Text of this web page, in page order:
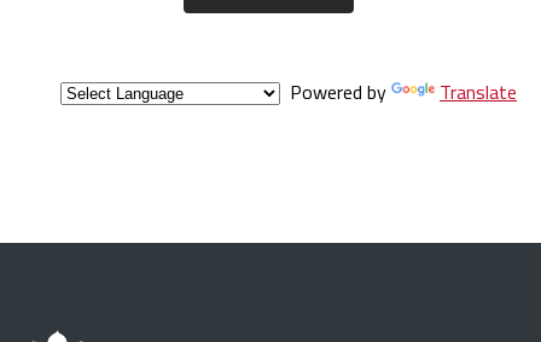
Powered by Translate